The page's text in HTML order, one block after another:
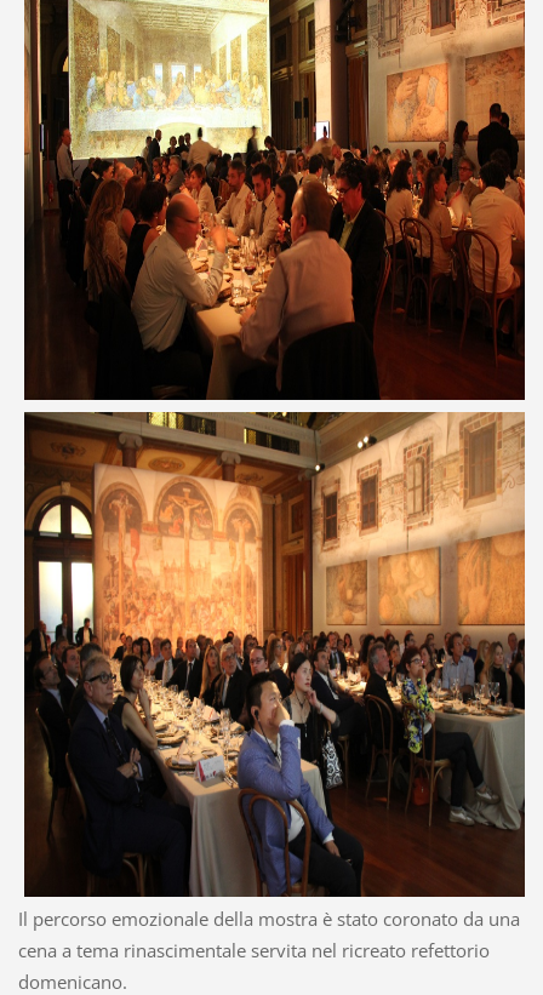
Il percorso emozionale della mostra è stato coronato da una
cena a tema rinascimentale servita nel ricreato refettorio
domenicano.